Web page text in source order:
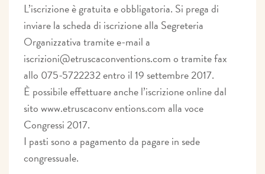
L’iscrizione è gratuita e obbligatoria. Si prega di
inviare la scheda di iscrizione alla Segreteria
Organizzativa tramite e-mail a
iscrizioni@etruscaconventions.com o tramite fax
allo 075-5722232 entro il 19 settembre 2017.
È possibile effettuare anche l’iscrizione online dal
sito www.etruscaconv entions.com alla voce
Congressi 2017.
I pasti sono a pagamento da pagare in sede
congressuale.